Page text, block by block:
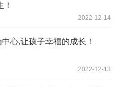
2022-12-14
心,让孩子幸福的成长！
2022-12-13